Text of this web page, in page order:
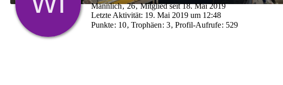
Männlich 26 Mitglied seit 18. Mai 2019
Letzte Aktivität: 19. Mai 2019 um 12:48
Punkte 10 Trophäen 3 Profil-Aufrufe 529